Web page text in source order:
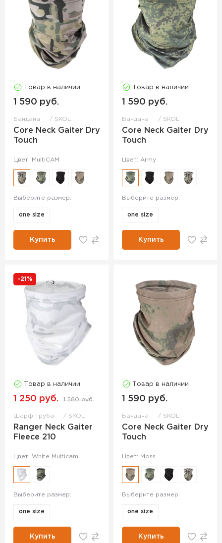
Товар в наличии
1 590 руб.
Бандана SKOL
Core Neck Gaiter Dry
Touch
Цвет: MultiCAM
Выберите размер:
one size
Купить
Товар в наличии
1 590 руб.
Бандана SKOL
Core Neck Gaiter Dry
Touch
Цвет: Army
Выберите размер:
one size
Купить
-21%
Товар в наличии
1 250 руб. 1 580 руб.
Шарф-труба SKOL
Ranger Neck Gaiter
Fleece 210
Цвет: White Multicam
Выберите размер:
one size
Купить
Товар в наличии
1 590 руб.
Бандана SKOL
Core Neck Gaiter Dry
Touch
Цвет: Moss
Выберите размер:
one size
Купить